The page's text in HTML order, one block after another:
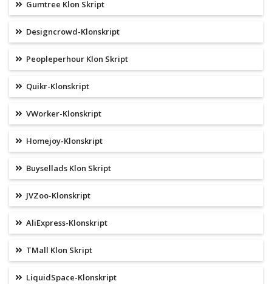
Gumtree Klon Skript
Designcrowd-Klonskript
Peopleperhour Klon Skript
Quikr-Klonskript
VWorker-Klonskript
Homejoy-Klonskript
Buysellads Klon Skript
JVZoo-Klonskript
AliExpress-Klonskript
TMall Klon Skript
LiquidSpace-Klonskript